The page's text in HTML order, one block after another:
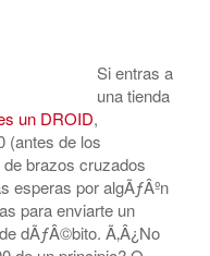
Si entras a
una tienda
un DROID,
(antes de los
de brazos cruzados
esperas por algÃƒÂºn
para enviarte un
dÃƒÂ©bito. Ã‚Â¿No